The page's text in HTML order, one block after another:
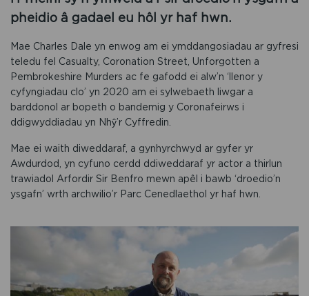
pheidio â gadael eu hôl yr haf hwn.
Mae Charles Dale yn enwog am ei ymddangosiadau ar gyfresi
teledu fel Casualty, Coronation Street, Unforgotten a
Pembrokeshire Murders ac fe gafodd ei alw’n ‘llenor y
cyfyngiadau clo’ yn 2020 am ei sylwebaeth liwgar a
barddonol ar bopeth o bandemig y Coronafeirws i
ddigwyddiadau yn Nhŷ’r Cyffredin.
Mae ei waith diweddaraf, a gynhyrchwyd ar gyfer yr
Awdurdod, yn cyfuno cerdd ddiweddaraf yr actor a thirlun
trawiadol Arfordir Sir Benfro mewn apêl i bawb ‘droedio’n
ysgafn’ wrth archwilio’r Parc Cenedlaethol yr haf hwn.